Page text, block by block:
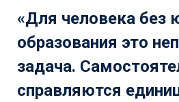
«Для человека без
образования это
задача.
справляются